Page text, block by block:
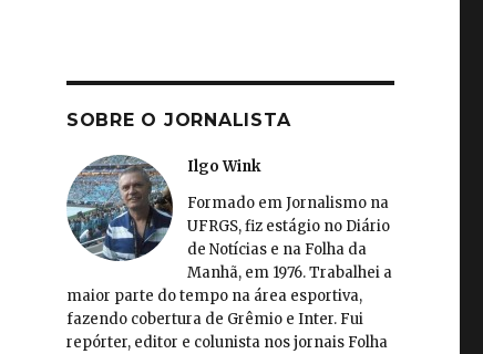
SOBRE O JORNALISTA
Ilgo Wink
Formado em Jornalismo na
UFRGS, fiz estágio no Diário
de Notícias e na Folha da
Manhã, em 1976. Trabalhei a
maior parte do tempo na área esportiva,
fazendo cobertura de Grêmio e Inter. Fui
repórter, editor e colunista nos jornais Folha